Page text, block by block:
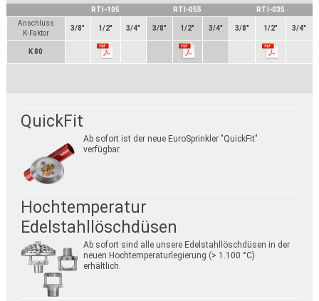
RTI-105 RTI-055
RTI-035
Anschluss
K-Faktor
3/8" 1/2" 3/4" 3/8" 1/2" 3/4" 3/8" 1/2" 3/4"
K 80
QuickFit
Ab sofort ist der neue EuroSprinkler "QuickFit"
verfügbar.
Hochtemperatur
Edelstahllöschdüsen
Ab sofort sind alle unsere Edelstahllöschdüsen in der
neuen Hochtemperaturlegierung (> 1.100 °C)
erhältlich.